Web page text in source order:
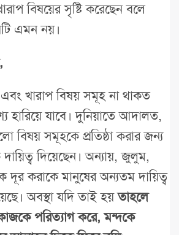
বিষয়ের সৃষ্টি করেছেন বলে
এমন নয়।
খারাপ বিষয় সমূহ না থাকত
হারিয়ে যাবে। দুনিয়াতে আদালত,
বিষয় সমূহকে প্রতিষ্ঠা করার জন্য
দিয়েছেন। অন্যায়, জুলুম,
দূর করাকে মানুষের অন্যতম দায়িত্ব
অবস্থা যদি তাই হয়তাহলে
পরিত্যাগ করে, মন্দকে